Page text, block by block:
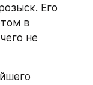
Его
в
не